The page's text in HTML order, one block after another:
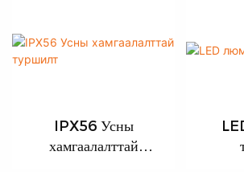
IPX56 Усны
хамгаалалттай